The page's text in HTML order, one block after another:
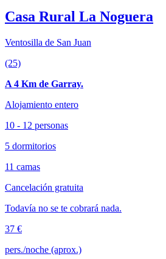
Casa Rural La Noguera
Ventosilla de San Juan
(25)
A 4 Km de Garray.
Alojamiento entero
10 - 12 personas
5 dormitorios
11 camas
Cancelación gratuita
Todavía no se te cobrará nada.
37 €
pers./noche (aprox.)